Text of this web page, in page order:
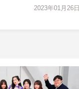
2023年01月26日